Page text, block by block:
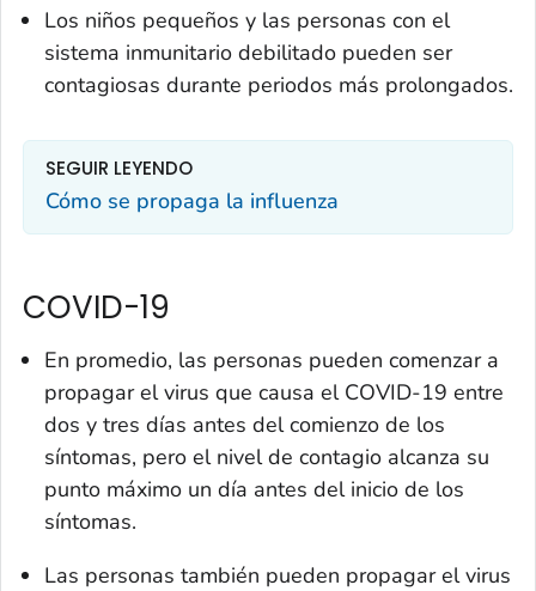
Los niños pequeños y las personas con el
sistema inmunitario debilitado pueden ser
contagiosas durante periodos más prolongados.
SEGUIR LEYENDO
Cómo se propaga la influenza
COVID-19
En promedio, las personas pueden comenzar a
propagar el virus que causa el COVID-19 entre
dos y tres días antes del comienzo de los
síntomas, pero el nivel de contagio alcanza su
punto máximo un día antes del inicio de los
síntomas.
Las personas también pueden propagar el virus